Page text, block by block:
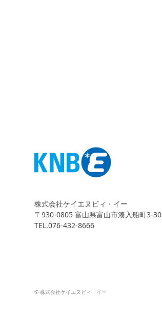
株式会社ケイエヌビィ・イー
〒930-0805 富山県富山市湊入船町3-30
TEL.076-432-8666
© 株式会社ケイエヌビィ・イー